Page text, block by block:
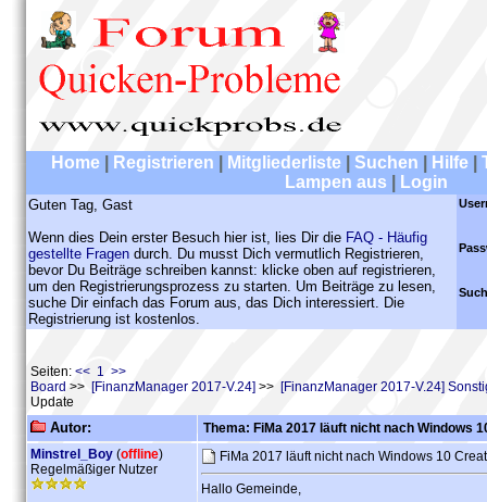
Home Registrieren Mitgliederliste Suchen Hilfe
Lampen aus
Login
Guten Tag, Gast
Wenn dies Dein erster Besuch hier ist, lies Dir die FAQ - Häufig
gestellte Fragen durch. Du musst Dich vermutlich Registrieren,
bevor Du Beiträge schreiben kannst: klicke oben auf registrieren,
um den Registrierungsprozess zu starten. Um Beiträge zu lesen,
suche Dir einfach das Forum aus, das Dich interessiert. Die
Registrierung ist kostenlos.
Seiten: << 1 >>
Board >> [FinanzManager 2017-V.24] >> [FinanzManager 2017-V.24]
Update
Autor:
Thema: FiMa 2017 läuft nicht nach Windows
Minstrel_Boy (offline)
Regelmäßiger Nutzer
FiMa 2017 läuft nicht nach Windows 10
Hallo Gemeinde,